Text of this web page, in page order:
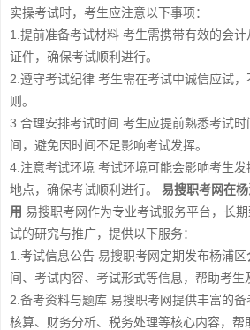
实操考试时，考生应注意以下事项：
1.提前准备考试材料 考生需携带有效的会
证件，确保考试顺利进行。
2.遵守考试纪律 考生需在考试中诚信应试
则。
3.合理安排考试时间 考生应提前熟悉考试
间，避免因时间不足影响考试发挥。
4.注意考试环境 考试环境可能会影响考生
地点，确保考试顺利进行。 易搜职考网在
用 易搜职考网作为专业考试服务平台，长
试的研究与推广，提供以下服务：
1.考试信息公告 易搜职考网定期发布杨浦
间、考试内容、考试形式等信息，帮助考生
2.备考资料与题库 易搜职考网提供丰富的
核算、财务分析、税务处理等核心内容，帮